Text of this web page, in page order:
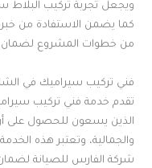
ويجعل تجربة تركيب
كما يضمن الاستفادة من
من خطوات المشروع لضمان
فني تركيب سيراميك في
تقدم خدمة فني تركيب
الذين يسعون للحصول على
والجمالية، وتعتبر هذه
شركة الفارس للصيانة